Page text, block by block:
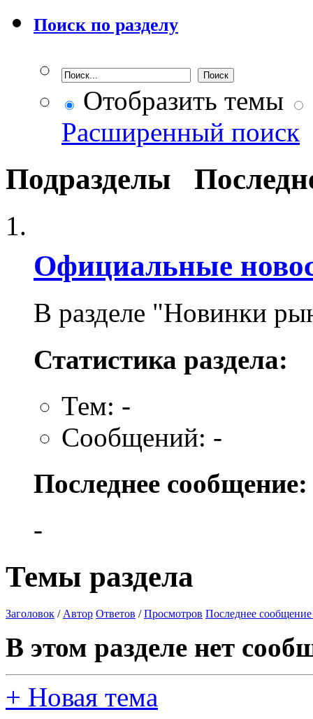
Поиск по разделу
Отобразить темы
Расширенный поиск
Подразделы
Официальные
В разделе "Новинки
Статистика раздела:
Тем: -
Сообщений: -
Последнее сообщение:
-
Темы раздела
Заголовок / Автор Ответов /Просмотров Последнее сообщение
В этом разделе нет
+ Новая тема